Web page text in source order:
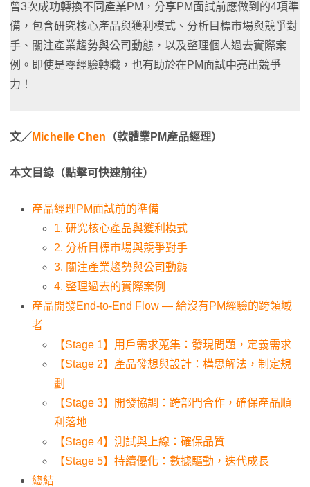
曾3次成功轉換不同產業PM，分享PM面試前應做到的4項準
備，包含研究核心產品與獲利模式、分析目標市場與競爭對
手、關注產業趨勢與公司動態，以及整理個人過去實際案
例。即使是零經驗轉職，也有助於在PM面試中亮出競爭
力！
文／ Michelle Chen （軟體業PM產品經理）
本文目錄（點擊可快速前往）
產品經理PM面試前的準備
1. 研究核心產品與獲利模式
2. 分析目標市場與競爭對手
3. 關注產業趨勢與公司動態
4. 整理過去的實際案例
產品開發End-to-End Flow — 給沒有PM經驗的跨領域
者
【Stage 1】用戶需求蒐集：發現問題，定義需求
【Stage 2】產品發想與設計：構思解法，制定規
劃
【Stage 3】開發協調：跨部門合作，確保產品順
利落地
【Stage 4】測試與上線：確保品質
【Stage 5】持續優化：數據驅動，迭代成長
總結